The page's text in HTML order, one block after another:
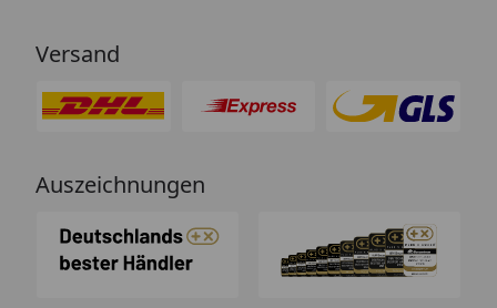
Versand
Auszeichnungen